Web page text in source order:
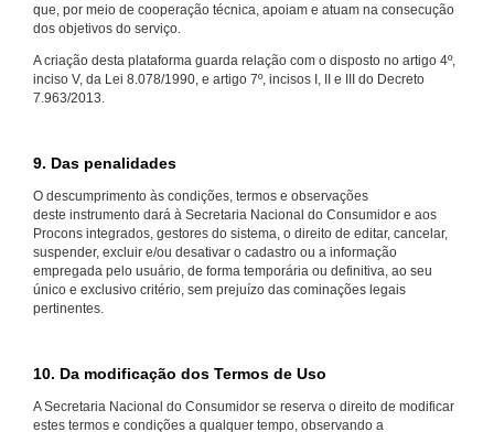
que, por meio de cooperação técnica, apoiam e atuam na consecução
dos objetivos do serviço.
A criação desta plataforma guarda relação com o disposto no artigo 4º,
inciso V, da Lei 8.078/1990, e artigo 7º, incisos I, II e III do Decreto
7.963/2013.
9. Das penalidades
O descumprimento às condições, termos e observações
deste instrumento dará à Secretaria Nacional do Consumidor e aos
Procons integrados, gestores do sistema, o direito de editar, cancelar,
suspender, excluir e/ou desativar o cadastro ou a informação
empregada pelo usuário, de forma temporária ou definitiva, ao seu
único e exclusivo critério, sem prejuízo das cominações legais
pertinentes.
10. Da modificação dos Termos de Uso
A Secretaria Nacional do Consumidor se reserva o direito de modificar
estes termos e condições a qualquer tempo, observando a